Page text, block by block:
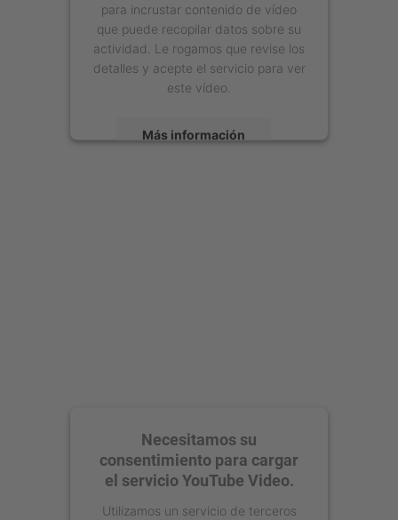
para incrustar contenido de vídeo
que puede recopilar datos sobre su
actividad. Le rogamos que revise los
detalles y acepte el servicio para ver
este vídeo.
Más información
Necesitamos su
consentimiento para cargar
el servicio YouTube Video.
Utilizamos un servicio de terceros